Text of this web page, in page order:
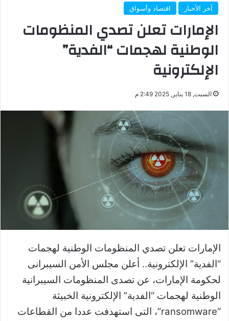
آخر الأخبار اقتصاد وأسواق
الإمارات تعلن تصدي المنظومات
الوطنية لهجمات “الفدية”
الإلكترونية
السبت, 18 يناير, 2025 2:49 م
الإمارات تعلن تصدي المنظومات الوطنية لهجمات
“الفدية” الإلكترونية.. أعلن مجلس الأمن السيبرانى
لحكومة الإمارات، عن تصدى المنظومات السيبرانية
الوطنية لهجمات “الفدية” الإلكترونية الخبيثة
“ransomware”، التى استهدفت عددا من القطاعات